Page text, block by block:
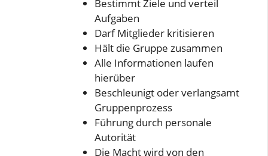
Bestimmt Ziele und verteil
Aufgaben
Darf Mitglieder kritisieren
Hält die Gruppe zusammen
Alle Informationen laufen
hierüber
Beschleunigt oder verlangsamt
Gruppenprozess
Führung durch personale
Autorität
Die Macht wird von den